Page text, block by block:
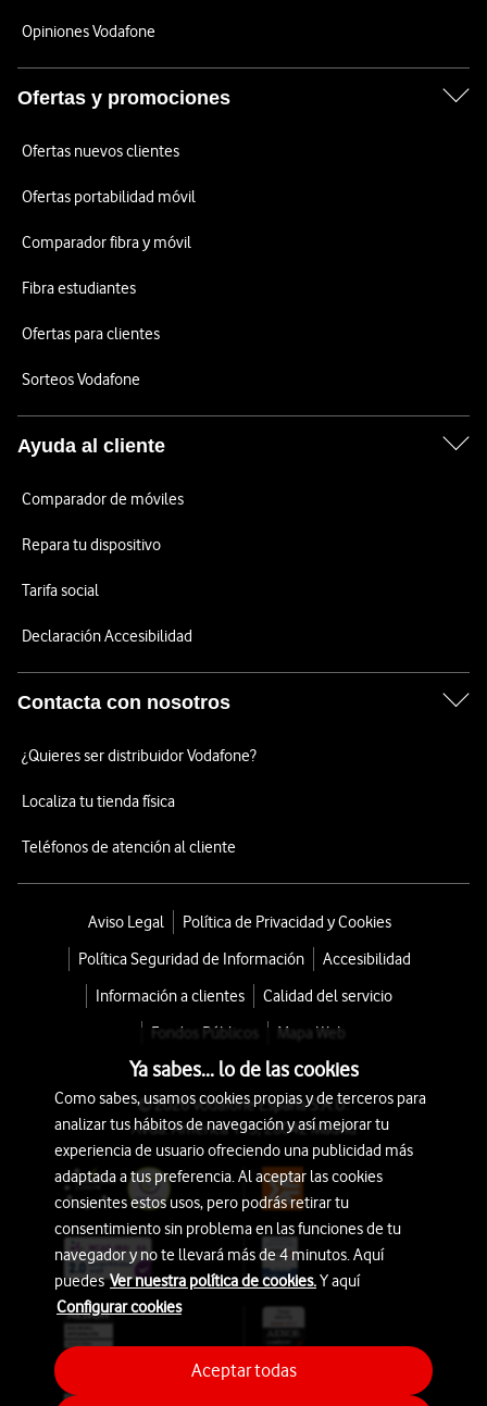
Opiniones Vodafone
Ofertas y promociones
Ofertas nuevos clientes
Ofertas portabilidad móvil
Comparador fibra y móvil
Fibra estudiantes
Ofertas para clientes
Sorteos Vodafone
Ayuda al cliente
Comparador de móviles
Repara tu dispositivo
Tarifa social
Declaración Accesibilidad
Contacta con nosotros
¿Quieres ser distribuidor Vodafone?
Localiza tu tienda física
Teléfonos de atención al cliente
Aviso Legal
Política de Privacidad y Cookies
Política Seguridad de Información
Accesibilidad
Información a clientes
Calidad del servicio
Fondos Públicos
Mapa Web
© 2026 Vodafone España S.A.U.
Avda. América 115, 28042 Madrid
Ya sabes... lo de las cookies
Como sabes, usamos cookies propias y de terceros para
analizar tus hábitos de navegación y así mejorar tu
experiencia de usuario ofreciendo una publicidad más
adaptada a tus preferencia. Al aceptar las cookies
consientes estos usos, pero podrás retirar tu
consentimiento sin problema en las funciones de tu
navegador y no te llevará más de 4 minutos. Aquí
puedesVer nuestra política de cookies.Y aquí
Configurar cookies
Aceptar todas